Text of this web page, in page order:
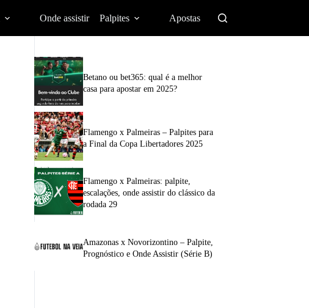
Onde assistir Palpites Apostas
Betano ou bet365: qual é a melhor
casa para apostar em 2025?
Flamengo x Palmeiras – Palpites para
a Final da Copa Libertadores 2025
Flamengo x Palmeiras: palpite,
escalações, onde assistir do clássico da
rodada 29
Amazonas x Novorizontino – Palpite,
Prognóstico e Onde Assistir (Série B)